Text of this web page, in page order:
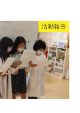
活動報告